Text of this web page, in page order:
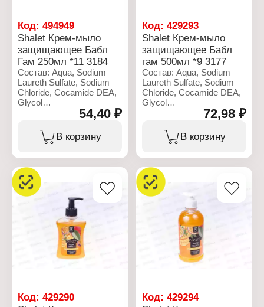
Код: 494949
Shalet Крем-мыло
защищающее Бабл
Гам 250мл *11 3184
Состав: Aqua, Sodium
Laureth Sulfate, Sodium
Chloride, Cocamide DEA,
Glycol
Distearate,Triethylene
glycol, Benzyl alcohol,
Propylene Glycol,
Methylchloroisothiazolinone,Methylisothiazolinone,
Характеристики:
Производитель:
Ренессанс Косметик
Бренд: Shalet
Артикул: 3184
Тип товара: Мыло
Назначение: для рук
Вариация: защищающее
Аромат: "Бабл гам"
Объем: 250 мл
54,40 ₽
В корзину
Код:429293
Shalet Крем-мыло
защищающее Бабл
гам 500мл *9 3177
Состав: Aqua, Sodium
Laureth Sulfate, Sodium
Chloride, Cocamide DEA,
Glycol
Distearate,Triethylene
glycol, Benzyl alcohol,
Propylene Glycol,
Характеристики:
Производитель:
Ренессанс Косметик
Бренд: Shalet
Артикул: 3177
Тип товара: Мыло
Назначение: для рук
Вариация: защищающее
Аромат: "Бабл гам"
Объем: 500 мл
72,98 ₽
В корзину
Код: 429290
Код:429294